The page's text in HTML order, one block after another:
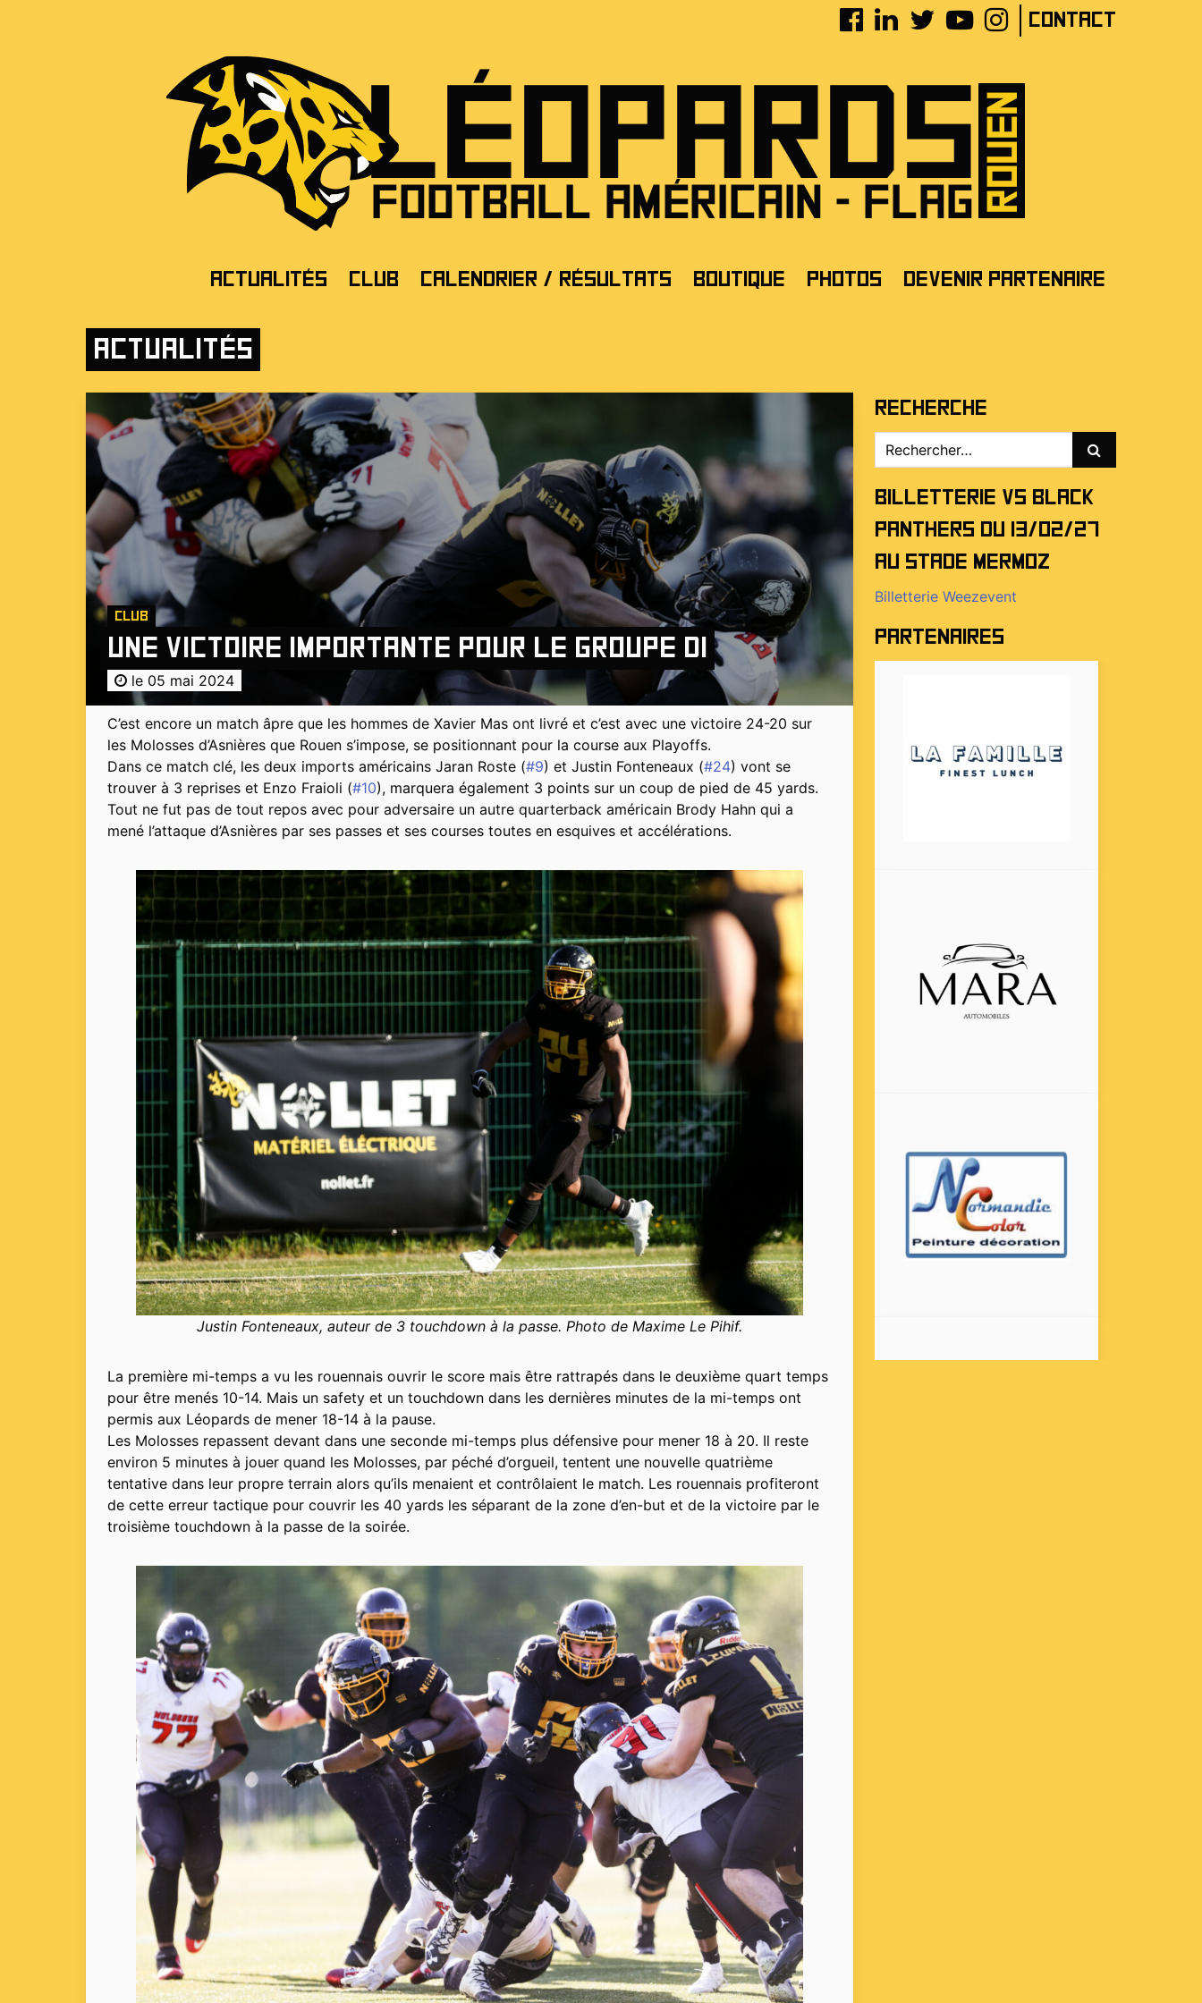
Contact
Actualités Club Calendrier / Résultats Boutique Photos Devenir partenaire
Actualités
Club
Une victoire importante pour le groupe D1
le 05 mai 2024
C’est encore un match âpre que les hommes de Xavier Mas ont livré et c’est avec une victoire 24-20 sur
les Molosses d’Asnières que Rouen s’impose, se positionnant pour la course aux Playoffs.
Dans ce match clé, les deux imports américains Jaran Roste (#9) et Justin Fonteneaux (#24) vont se
trouver à 3 reprises et Enzo Fraioli (#10), marquera également 3 points sur un coup de pied de 45 yards.
Tout ne fut pas de tout repos avec pour adversaire un autre quarterback américain Brody Hahn qui a
mené l’attaque d’Asnières par ses passes et ses courses toutes en esquives et accélérations.
Justin Fonteneaux, auteur de 3 touchdown à la passe. Photo de Maxime Le Pihif.
La première mi-temps a vu les rouennais ouvrir le score mais être rattrapés dans le deuxième quart temps
pour être menés 10-14. Mais un safety et un touchdown dans les dernières minutes de la mi-temps ont
permis aux Léopards de mener 18-14 à la pause.
Les Molosses repassent devant dans une seconde mi-temps plus défensive pour mener 18 à 20. Il reste
environ 5 minutes à jouer quand les Molosses, par péché d’orgueil, tentent une nouvelle quatrième
tentative dans leur propre terrain alors qu’ils menaient et contrôlaient le match. Les rouennais profiteront
de cette erreur tactique pour couvrir les 40 yards les séparant de la zone d’en-but et de la victoire par le
troisième touchdown à la passe de la soirée.
Recherche
Rechercher :
Billetterie vs Black
Panthers du 13/02/27
au stade Mermoz
Billetterie Weezevent
Partenaires